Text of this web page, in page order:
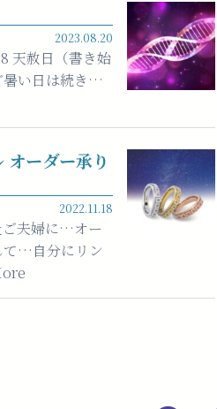
2023.08.20
天赦日（書き始
暑い日は続き…
オーダー承り
2022.11.18
ご夫婦に…オー
て…自分にリン